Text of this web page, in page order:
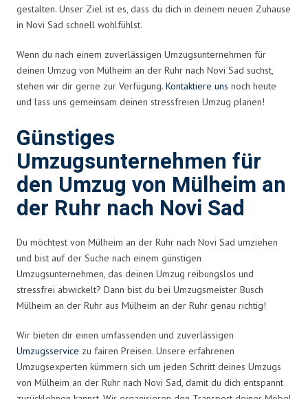
gestalten. Unser Ziel ist es, dass du dich in deinem neuen Zuhause
in Novi Sad schnell wohlfühlst.
Wenn du nach einem zuverlässigen Umzugsunternehmen für
deinen Umzug von Mülheim an der Ruhr nach Novi Sad suchst,
stehen wir dir gerne zur Verfügung. Kontaktiere uns noch heute
und lass uns gemeinsam deinen stressfreien Umzug planen!
Günstiges
Umzugsunternehmen für
den Umzug von Mülheim an
der Ruhr nach Novi Sad
Du möchtest von Mülheim an der Ruhr nach Novi Sad umziehen
und bist auf der Suche nach einem günstigen
Umzugsunternehmen, das deinen Umzug reibungslos und
stressfrei abwickelt? Dann bist du bei Umzugsmeister Busch
Mülheim an der Ruhr aus Mülheim an der Ruhr genau richtig!
Wir bieten dir einen umfassenden und zuverlässigen
Umzugsservice zu fairen Preisen. Unsere erfahrenen
Umzugsexperten kümmern sich um jeden Schritt deines Umzugs
von Mülheim an der Ruhr nach Novi Sad, damit du dich entspannt